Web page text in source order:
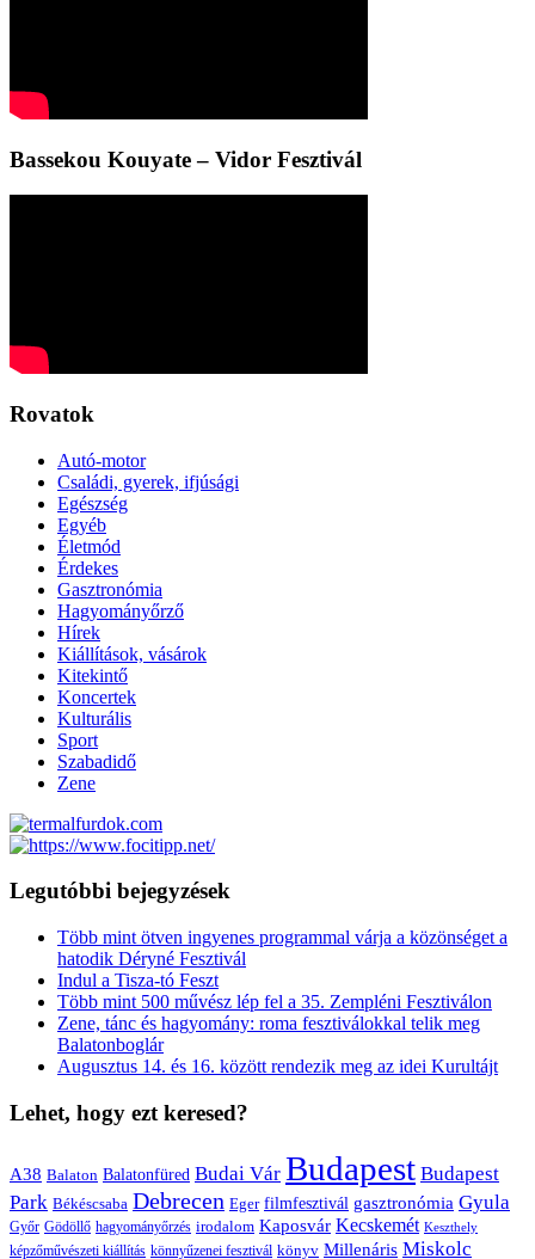
Bassekou Kouyate – Vidor Fesztivál
Rovatok
Autó-motor
Családi, gyerek, ifjúsági
Egészség
Egyéb
Életmód
Érdekes
Gasztronómia
Hagyományőrző
Hírek
Kiállítások, vásárok
Kitekintő
Koncertek
Kulturális
Sport
Szabadidő
Zene
Legutóbbi bejegyzések
Több mint ötven ingyenes programmal várja a közönséget a
hatodik Déryné Fesztivál
Indul a Tisza-tó Feszt
Több mint 500 művész lép fel a 35. Zempléni Fesztiválon
Zene, tánc és hagyomány: roma fesztiválokkal telik meg
Balatonboglár
Augusztus 14. és 16. között rendezik meg az idei Kurultájt
Lehet, hogy ezt keresed?
A38 Balaton Balatonfüred Budai Vár Budapest Budapest
Park Békéscsaba Debrecen Eger filmfesztivál gasztronómia Gyula
Győr Gödöllő hagyományőrzés irodalom Kaposvár Kecskemét Keszthely
képzőművészeti kiállítás könnyűzenei fesztivál könyv Millenáris Miskolc